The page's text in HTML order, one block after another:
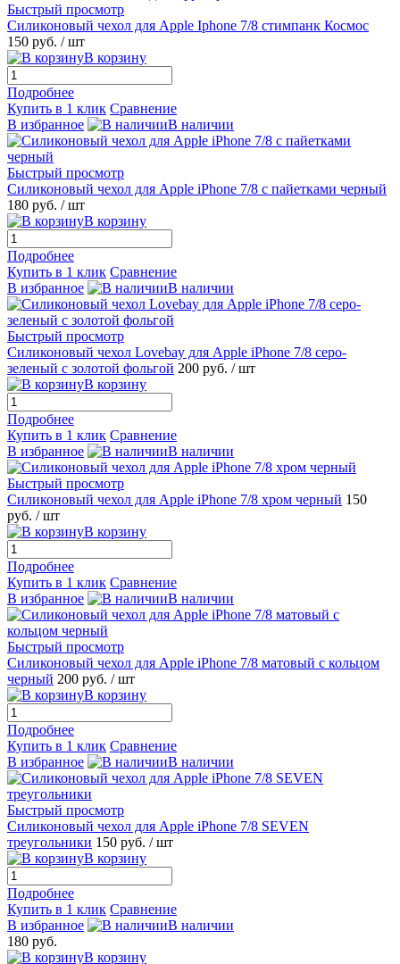
Быстрый просмотр
Силиконовый чехол для Apple Iphone 7/8 стимпанк Космос
150 руб. / шт
В корзину
Подробнее
Купить в 1 клик Сравнение
В избранное
В наличии
Быстрый просмотр
Силиконовый чехол для Apple iPhone 7/8 с пайетками черный
180 руб. / шт
В корзину
Подробнее
Купить в 1 клик Сравнение
В избранное
В наличии
Быстрый просмотр
Силиконовый чехол Lovebay для Apple iPhone 7/8 серо-
зеленый с золотой фольгой 200 руб. / шт
В корзину
Подробнее
Купить в 1 клик Сравнение
В избранное
В наличии
Быстрый просмотр
Силиконовый чехол для Apple iPhone 7/8 хром черный 150
руб. / шт
В корзину
Подробнее
Купить в 1 клик Сравнение
В избранное
В наличии
Быстрый просмотр
Силиконовый чехол для Apple iPhone 7/8 матовый с кольцом
черный 200 руб. / шт
В корзину
Подробнее
Купить в 1 клик Сравнение
В избранное
В наличии
Быстрый просмотр
Силиконовый чехол для Apple iPhone 7/8 SEVEN
треугольники 150 руб. / шт
В корзину
Подробнее
Купить в 1 клик Сравнение
В избранное
В наличии
180 руб.
В корзину